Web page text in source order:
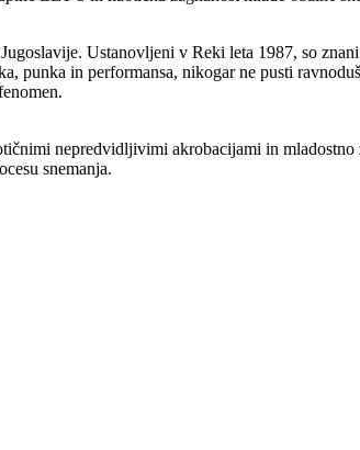
Ustanovljeni v Reki leta 1987, so
punka in performansa, nikogar ne pusti
nepredvidljivimi akrobacijami in
snemanja.